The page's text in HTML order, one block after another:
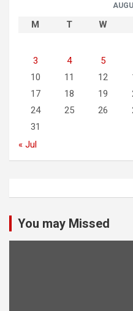
M T W
3
4 5
10
11 12
17
18 19
24
25 26
31
« Jul
You may Missed